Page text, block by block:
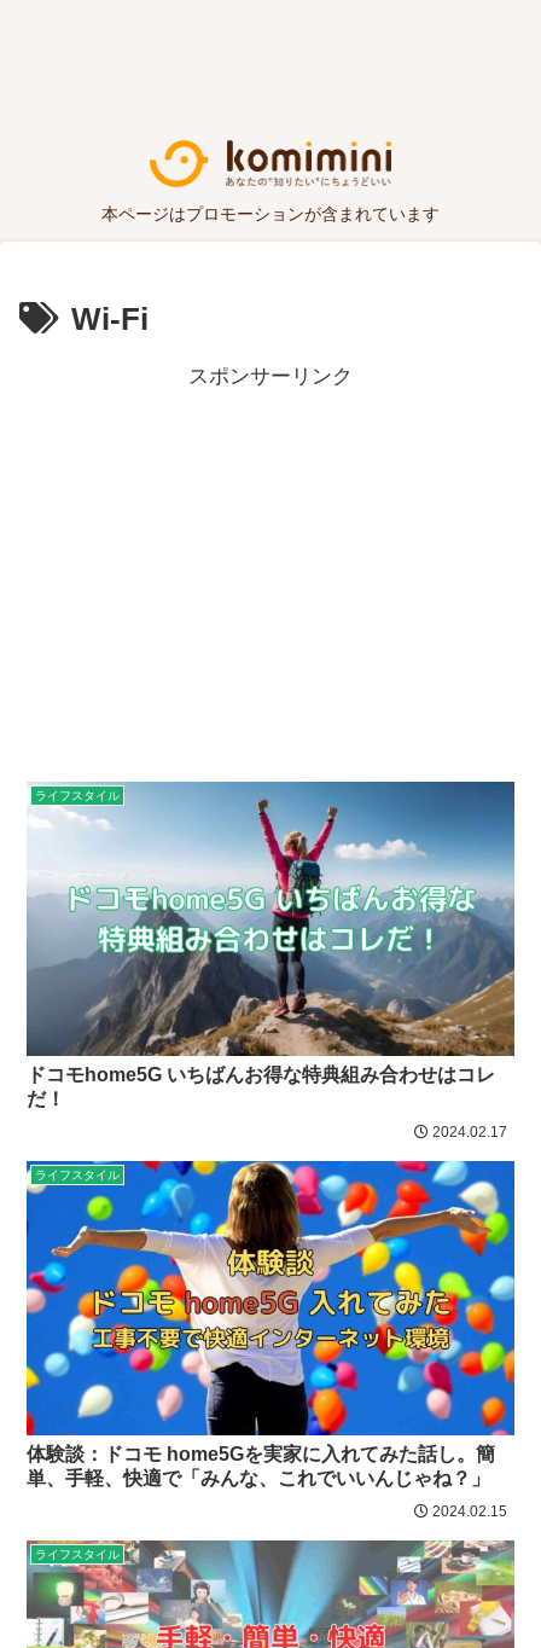
本ページはプロモーションが含まれています
Wi-Fi
スポンサーリンク
ライフスタイル
ドコモhome5G いちばんお得な特典組み合わせはコレ
だ！
2024.02.17
ライフスタイル
体験談：ドコモ home5Gを実家に入れてみた話し。簡
単、手軽、快適で「みんな、これでいいんじゃね？」
2024.02.15
ライフスタイル